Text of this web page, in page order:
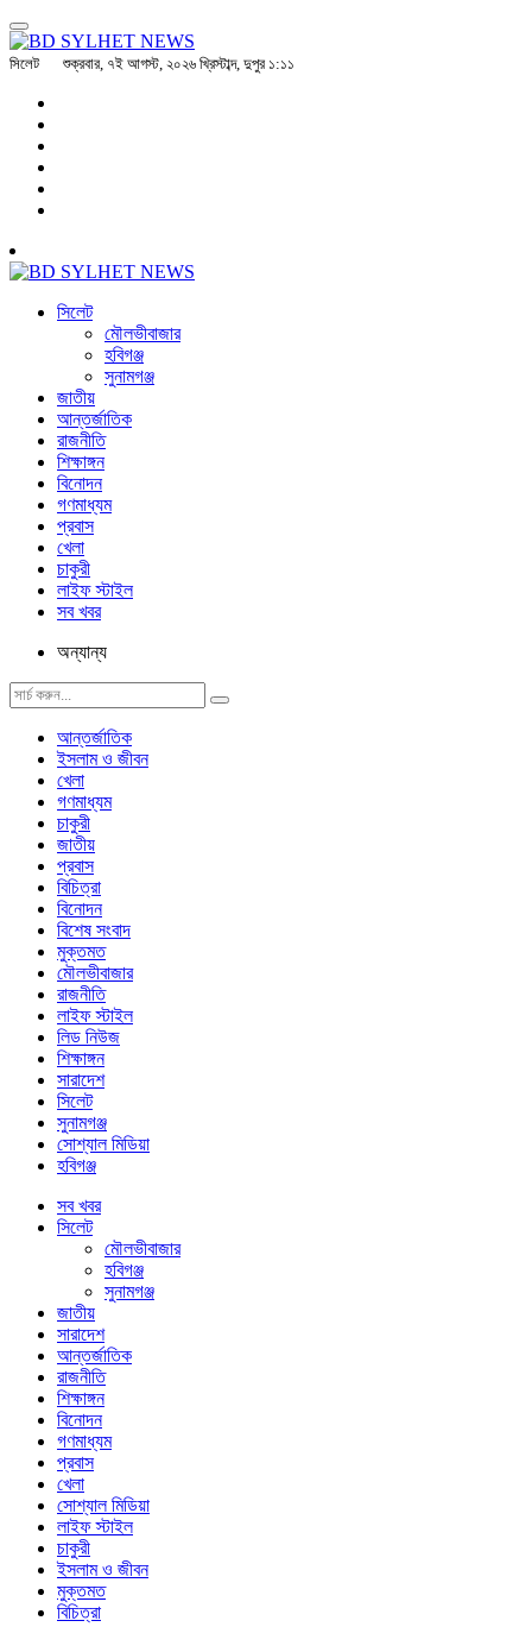
সিলেট শুক্রবার, ৭ই আগস্ট, ২০২৬ খ্রিস্টাব্দ, দুপুর ১:১১
সিলেট
মৌলভীবাজার
হবিগঞ্জ
সুনামগঞ্জ
জাতীয়
আন্তর্জাতিক
রাজনীতি
শিক্ষাঙ্গন
বিনোদন
গণমাধ্যম
প্রবাস
খেলা
চাকুরী
লাইফ স্টাইল
সব খবর
অন্যান্য
আন্তর্জাতিক
ইসলাম ও জীবন
খেলা
গণমাধ্যম
চাকুরী
জাতীয়
প্রবাস
বিচিত্রা
বিনোদন
বিশেষ সংবাদ
মুক্তমত
মৌলভীবাজার
রাজনীতি
লাইফ স্টাইল
লিড নিউজ
শিক্ষাঙ্গন
সারাদেশ
সিলেট
সুনামগঞ্জ
সোশ্যাল মিডিয়া
হবিগঞ্জ
সব খবর
সিলেট
মৌলভীবাজার
হবিগঞ্জ
সুনামগঞ্জ
জাতীয়
সারাদেশ
আন্তর্জাতিক
রাজনীতি
শিক্ষাঙ্গন
বিনোদন
গণমাধ্যম
প্রবাস
খেলা
সোশ্যাল মিডিয়া
লাইফ স্টাইল
চাকুরী
ইসলাম ও জীবন
মুক্তমত
বিচিত্রা